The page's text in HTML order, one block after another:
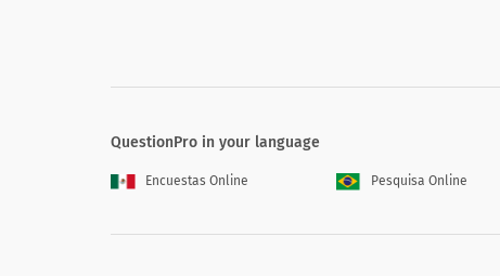
悪い
良い
QuestionPro in your language
Encuestas Online Pesquisa Online